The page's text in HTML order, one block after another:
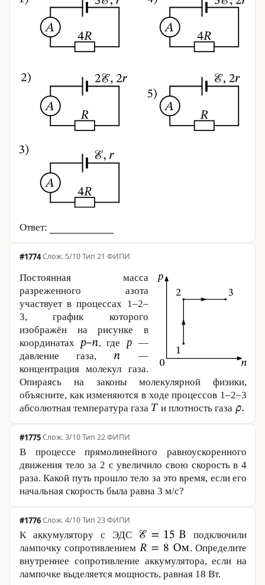
Ответ:
#1774· 5/10·Тип 21·ФИПИ
Постоянная масса
разреженного азота
участвует в процессах 1–2–
3, график которого
изображён на рисунке в
координатах
, где
—
давление газа,
—
концентрация молекул газа.
Опираясь на законы молекулярной физики,
объясните, как изменяются в ходе процессов 1–2–3
абсолютная температура газа
и плотность газа
#1775· 3/10·Тип 22·ФИПИ
В процессе прямолинейного равноускоренного
движения тело за 2 с увеличило свою скорость в 4
раза. Какой путь прошло тело за это время, если его
начальная скорость была равна 3 м/с?
#1776· 4/10·Тип 23·ФИПИ
К аккумулятору с ЭДС
подключили
лампочку сопротивлением
. Определите
внутреннее сопротивление аккумулятора, если на
лампочке выделяется мощность, равная 18 Вт.